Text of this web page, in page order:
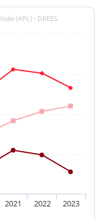
(APL) - DREES
2021 2022 2023